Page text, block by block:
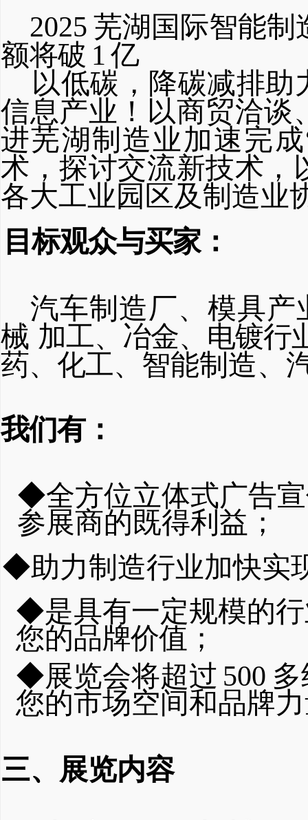
2025 芜湖国际智能制
额将破 1 亿
以低碳，降碳减排
信息产业！以商贸洽谈
进芜湖制造业加速完成
术，探讨交流新技术，
各大工业园区及制造业
目标观众与买家：
汽车制造厂、模具
械 加工、冶金、电镀行
药、化工、 智能制造、
我们有：
◆全方位立体式广告
参展商的既得利益；
◆助力制造行业加快实
◆是具有一定规模的
您的品牌价值；
◆展览会将超过 500
您的市场空间和品牌
三、展览内容